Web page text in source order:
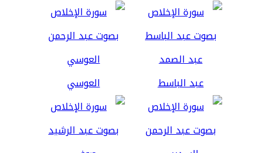
عبد الباسط العوسي